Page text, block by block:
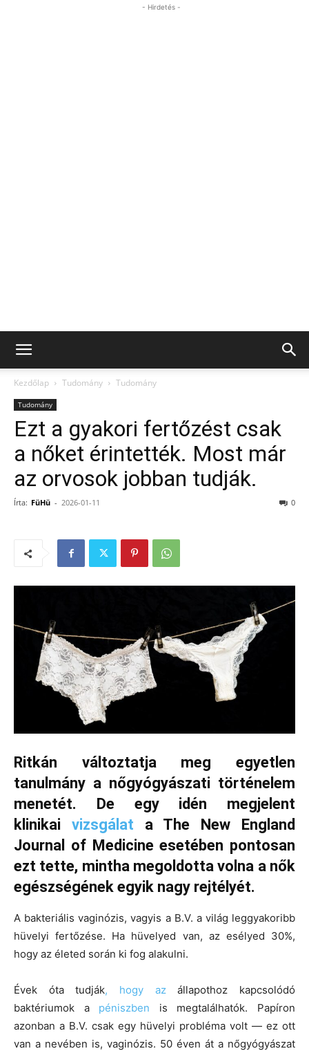
- Hirdetés -
Kezdőlap Tudomány Tudomány
Tudomány
Ezt a gyakori fertőzést csak
a nőket érintették. Most már
az orvosok jobban tudják.
Írta: FüHü - 2026-01-11 0
Ritkán változtatja meg egyetlen
tanulmány a nőgyógyászati történelem
menetét. De egy idén megjelent
klinikai vizsgálat a The New England
Journal of Medicine esetében pontosan
ezt tette, mintha megoldotta volna a nők
egészségének egyik nagy rejtélyét.
A bakteriális vaginózis, vagyis a B.V. a világ leggyakoribb
hüvelyi fertőzése. Ha hüvelyed van, az esélyed 30%,
hogy az életed során ki fog alakulni.
Évek óta tudják, hogy azállapothoz kapcsolódó
baktériumok a péniszben is megtalálhatók. Papíron
azonban a B.V. csak egy hüvelyi probléma volt — ez ott
van a nevében is, vaginózis. 50 éven át a nőgyógyászat